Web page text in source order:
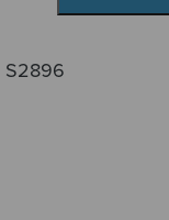
S2896